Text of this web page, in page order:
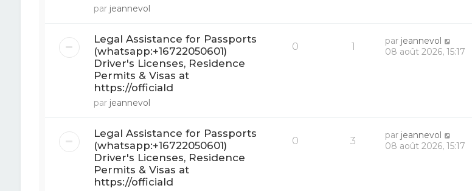
par jeannevol
Legal Assistance for Passports
(whatsapp:+16722050601)
Driver's Licenses, Residence
Permits & Visas at
https://officiald
par jeannevol
0 1 par jeannevol
08 août 2026, 15:17
Legal Assistance for Passports
(whatsapp:+16722050601)
Driver's Licenses, Residence
Permits & Visas at
https://officiald
0 3 par jeannevol
08 août 2026, 15:17